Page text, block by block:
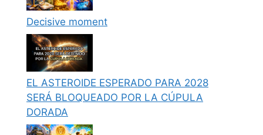
Decisive moment
EL ASTEROIDE ESPERADO PARA 2028
SERÁ BLOQUEADO POR LA CÚPULA
DORADA